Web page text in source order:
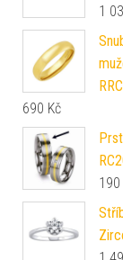
1
690 Kč
190